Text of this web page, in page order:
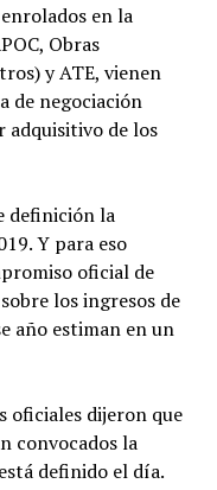
en la
Obras
y ATE, vienen
de negociación
adquisitivo de los
definición la
Y para eso
oficial de
los ingresos de
año estiman en un
oficiales dijeron que
convocados la
definido el día.